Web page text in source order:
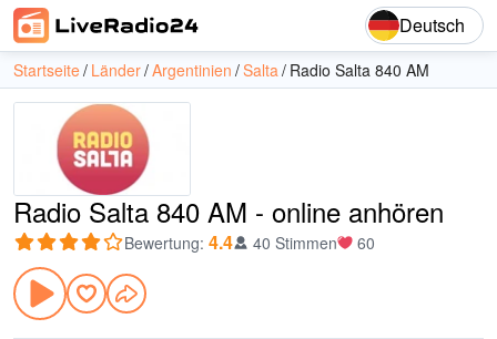
Deutsch
Startseite Länder Argentinien Salta Radio Salta 840 AM
Radio Salta 840 AM - online anhören
Bewertung: 4.4 40 Stimmen 60